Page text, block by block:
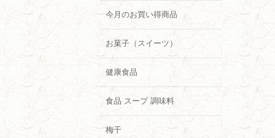
今月のお買い得商品
お菓子（スイーツ）
健康食品
食品 スープ 調味料
梅干